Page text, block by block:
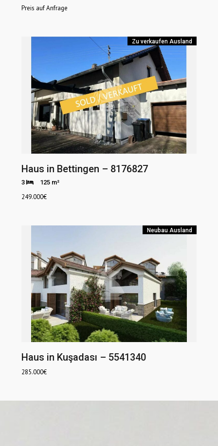
Preis auf Anfrage
Zu verkaufen Ausland
Haus in Bettingen – 8176827
3 125 m²
249.000€
Neubau Ausland
Haus in Kuşadası – 5541340
285.000€